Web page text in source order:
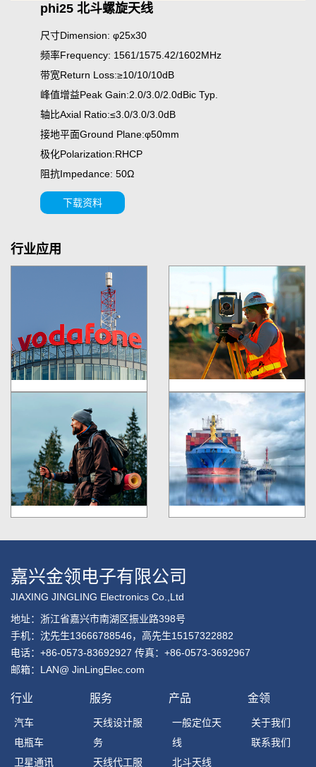
phi25 北斗螺旋天线
尺寸Dimension: φ25x30
频率Frequency: 1561/1575.42/1602MHz
带宽Return Loss:≥10/10/10dB
峰值增益Peak Gain:2.0/3.0/2.0dBic Typ.
轴比Axial Ratio:≤3.0/3.0/3.0dB
接地平面Ground Plane:φ50mm
极化Polarization:RHCP
阻抗Impedance: 50Ω
下载资料
行业应用
嘉兴金领电子有限公司
JIAXING JINGLING Electronics Co.,Ltd
地址：浙江省嘉兴市南湖区振业路398号
手机：沈先生13666788546，高先生15157322882
电话：+86-0573-83692927 传真：+86-0573-3692967
邮箱：LAN@ JinLingElec.com
行业
汽车
电瓶车
卫星通讯
服务
天线设计服
务
天线代工服
产品
一般定位天
线
北斗天线
金领
关于我们
联系我们